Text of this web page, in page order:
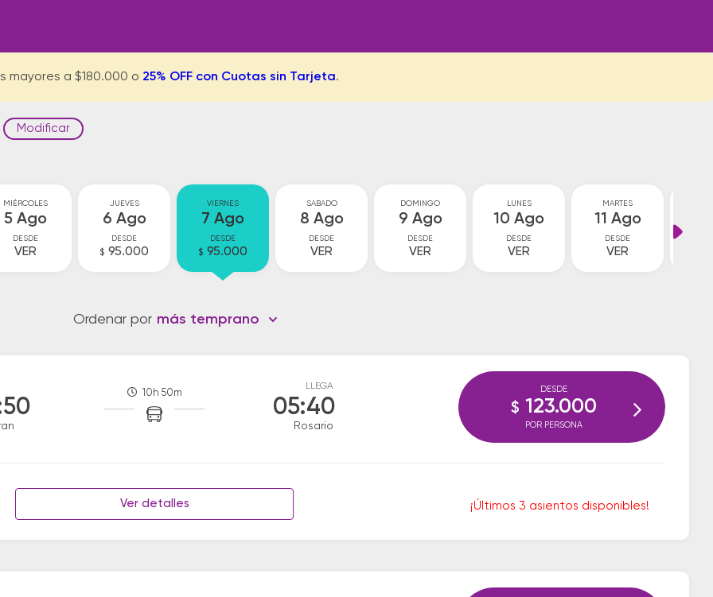
mayores a $180.000 o 25% OFF con Cuotas sin Tarjeta.
Modificar
MIÉRCOLES
5 Ago
DESDE
VER
JUEVES
6 Ago
DESDE
$ 95.000
VIERNES
7 Ago
DESDE
$ 95.000
SABADO
8 Ago
DESDE
VER
DOMINGO
9 Ago
DESDE
VER
LUNES
10 Ago
DESDE
VER
MARTES
11 Ago
DESDE
VER
Ordenar por más temprano
10h 50m
LLEGA
05:40
Rosario
Ver detalles ¡Últimos 3 asientos disponibles!
DESDE
$ 123.000
POR PERSONA